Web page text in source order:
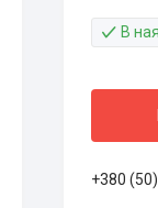
В
+380